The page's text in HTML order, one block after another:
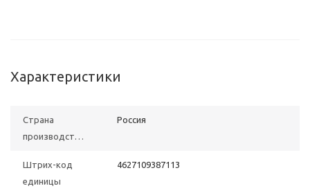
Характеристики
Страна
производства
Poccия
Штрих-код
единицы
4627109387113